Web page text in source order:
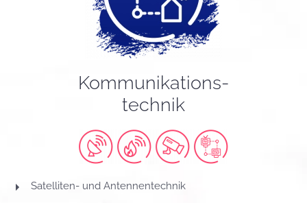
Kommunikations-
technik
Satelliten- und Antennentechnik